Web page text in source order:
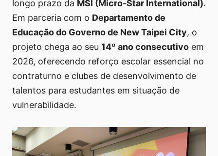
longo prazo da MSI (Micro-Star International).
Em parceria com o Departamento de
Educação do Governo de New Taipei City, o
projeto chega ao seu 14º ano consecutivo em
2026, oferecendo reforço escolar essencial no
contraturno e clubes de desenvolvimento de
talentos para estudantes em situação de
vulnerabilidade.